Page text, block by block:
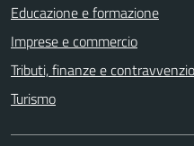
Educazione e formazione
Imprese e commercio
Tributi, finanze e
Turismo